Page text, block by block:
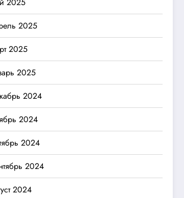
2025
2025
2025
2024
2024
2024
2024
2024